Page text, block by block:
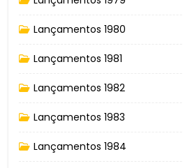
Lançamentos 1980
Lançamentos 1981
Lançamentos 1982
Lançamentos 1983
Lançamentos 1984